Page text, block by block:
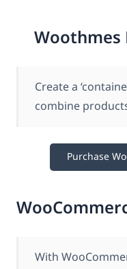
Woothmes
Create a
combine
Purchase
With